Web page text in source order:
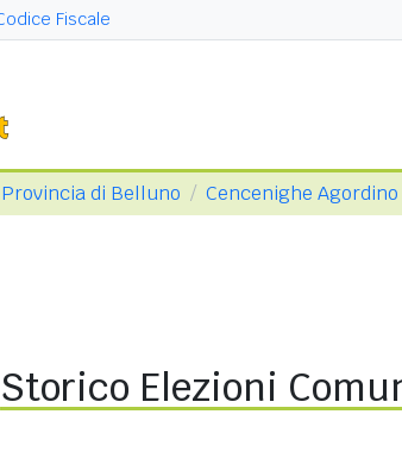
Fiscale
Provincia di Belluno Cencenighe Agordino
Storico Elezioni